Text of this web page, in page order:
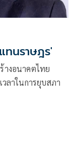
ทนราษฎร'​
งอนาคตไทย
ลาในการยุบสภา